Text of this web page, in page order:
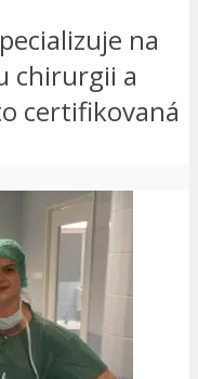
na
chirurgii a
certifikovaná